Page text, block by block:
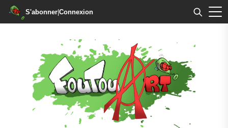
S'abonner|Connexion